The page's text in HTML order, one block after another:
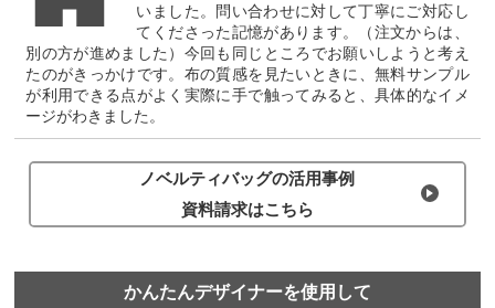
いました。問い合わせに対して丁寧にご対応し
てくださった記憶があります。（注文からは、
別の方が進めました）今回も同じところでお願いしようと考え
たのがきっかけです。布の質感を見たいときに、無料サンプル
が利用できる点がよく実際に手で触ってみると、具体的なイメ
ージがわきました。
ノベルティバッグの活用事例
資料請求はこちら
かんたんデザイナーを使⽤して